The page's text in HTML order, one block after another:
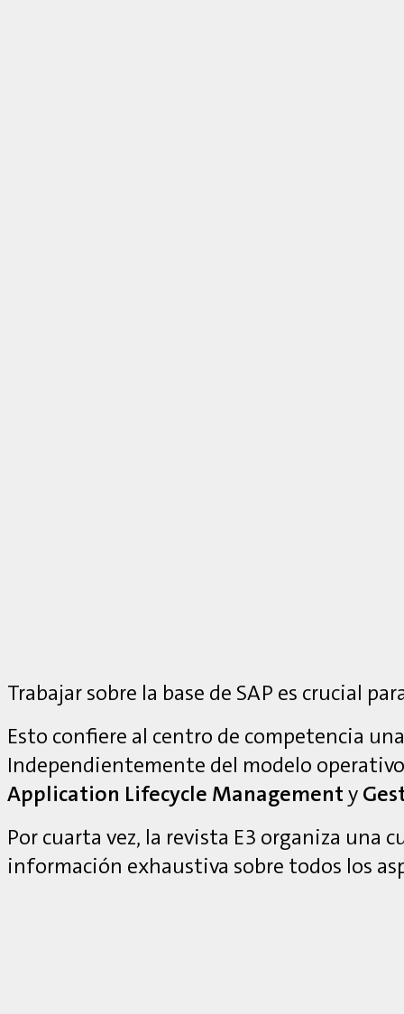
Trabajar sobre la base de SAP es crucial
Esto confiere al centro de competencia
Independientemente del modelo
Application Lifecycle Managementy
Por cuarta vez, la revista E3 organiza una
información exhaustiva sobre todos los